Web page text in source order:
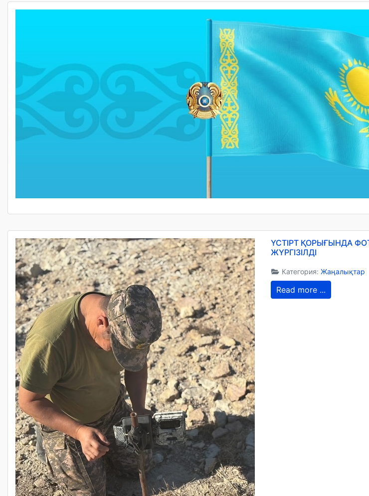
ҮСТІРТ ҚОРЫҒЫНДА
ЖҮРГІЗІЛДІ
Категория: Жаңалықтар
Read more ...